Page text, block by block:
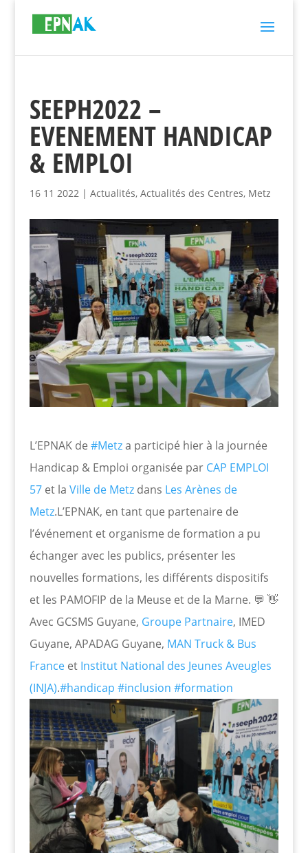
SEEPH2022 –
EVENEMENT HANDICAP
& EMPLOI
16 11 2022| Actualités, Actualités des Centres, Metz
L’EPNAK de #Metza participé hier à la journée
Handicap & Emploi organisée par CAP EMPLOI
57et la Ville de Metzdans Les Arènes de
Metz.L’EPNAK, en tant que partenaire de
l’événement et organisme de formation a pu
échanger avec les publics, présenter les
nouvelles formations, les différents dispositifs
et les PAMOFIP de la Meuse et de la Marne. 💬 👋
Avec GCSMS Guyane, Groupe Partnaire, IMED
Guyane, APADAG Guyane, MAN Truck & Bus
Franceet Institut National des Jeunes Aveugles
(INJA).#handicap #inclusion #formation